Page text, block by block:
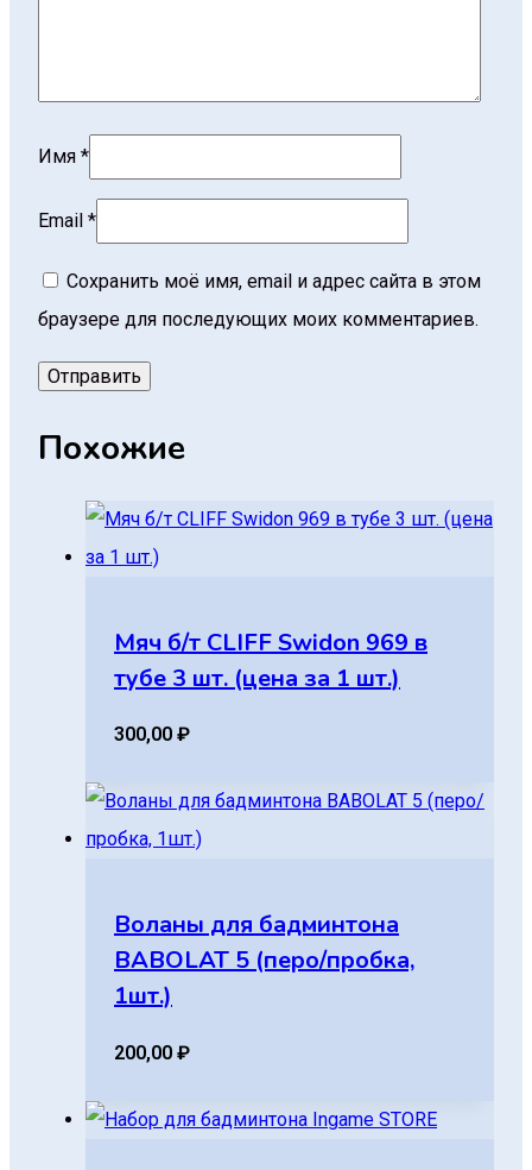
Имя *
Email *
Сохранить моё имя, email и адрес сайта в этом
браузере для последующих моих комментариев.
Похожие
Мяч б/т CLIFF Swidon 969 в
тубе 3 шт. (цена за 1 шт.)
300,00 ₽
Воланы для бадминтона
BABOLAT 5 (перо/пробка,
1шт.)
200,00 ₽